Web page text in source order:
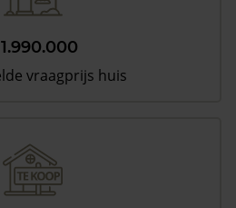
vraagprijs huis